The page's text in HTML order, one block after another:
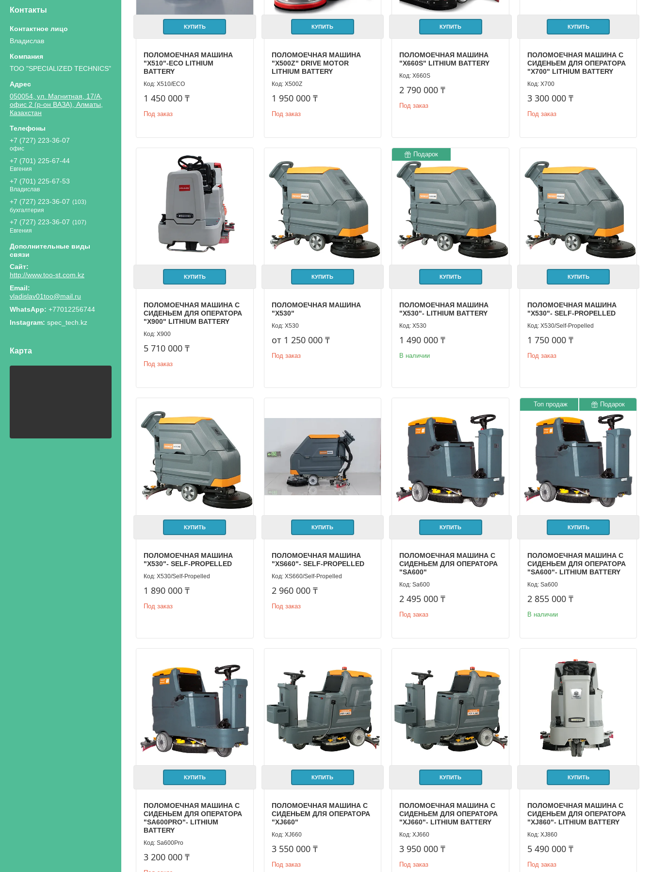
Контакты
Владислав
ТОО "SPECIALIZED TECHNICS"
050054, ул. Магнитная, 17/А,
офис 2 (р-он ВАЗА), Алматы,
Казахстан
+7 (727) 223-36-07
офис
+7 (701) 225-67-44
Евгения
+7 (701) 225-67-53
Владислав
+7 (727) 223-36-07
103
бухгалтерия
+7 (727) 223-36-07
107
Евгения
http://www.too-st.com.kz
vladislav01too@mail.ru
+77012256744
Instagram spec_tech.kz
Карта
КУПИТЬ
ПОЛОМОЕЧНАЯ МАШИНА
"X510"-ЕСО LITHIUM
BATTERY
X510/ЕСО
1 450 000 ₸
Под заказ
КУПИТЬ
ПОЛОМОЕЧНАЯ МАШИНА
"X500Z" DRIVE MOTOR
LITHIUM BATTERY
X500Z
1 950 000 ₸
Под заказ
КУПИТЬ
ПОЛОМОЕЧНАЯ МАШИНА
"X660S" LITHIUM BATTERY
X660S
2 790 000 ₸
Под заказ
КУПИТЬ
ПОЛОМОЕЧНАЯ МАШИНА С
СИДЕНЬЕМ ДЛЯ ОПЕРАТОРА
"X700" LITHIUM BATTERY
X700
3 300 000 ₸
Под заказ
КУПИТЬ
ПОЛОМОЕЧНАЯ МАШИНА С
СИДЕНЬЕМ ДЛЯ ОПЕРАТОРА
"X900" LITHIUM BATTERY
X900
5 710 000 ₸
Под заказ
КУПИТЬ
ПОЛОМОЕЧНАЯ МАШИНА
"X530"
Х530
от 1 250 000 ₸
Под заказ
Подарок
КУПИТЬ
ПОЛОМОЕЧНАЯ МАШИНА
"X530"- LITHIUM BATTERY
Х530
1 490 000 ₸
В наличии
КУПИТЬ
ПОЛОМОЕЧНАЯ МАШИНА
"X530"- SELF-PROPELLED
Х530/Self-Propelled
1 750 000 ₸
Под заказ
КУПИТЬ
ПОЛОМОЕЧНАЯ МАШИНА
"X530"- SELF-PROPELLED
Х530/Self-Propelled
1 890 000 ₸
Под заказ
КУПИТЬ
ПОЛОМОЕЧНАЯ МАШИНА
"XS660"- SELF-PROPELLED
ХS660/Self-Propelled
2 960 000 ₸
Под заказ
КУПИТЬ
ПОЛОМОЕЧНАЯ МАШИНА С
СИДЕНЬЕМ ДЛЯ ОПЕРАТОРА
"SA600"
Sa600
2 495 000 ₸
Под заказ
Топ продаж Подарок
КУПИТЬ
ПОЛОМОЕЧНАЯ МАШИНА С
СИДЕНЬЕМ ДЛЯ ОПЕРАТОРА
"SA600"- LITHIUM BATTERY
Sa600
2 855 000 ₸
В наличии
КУПИТЬ
ПОЛОМОЕЧНАЯ МАШИНА С
СИДЕНЬЕМ ДЛЯ ОПЕРАТОРА
"SA600PRO"- LITHIUM
BATTERY
Sa600Pro
3 200 000 ₸
КУПИТЬ
ПОЛОМОЕЧНАЯ МАШИНА С
СИДЕНЬЕМ ДЛЯ ОПЕРАТОРА
"XJ660"
XJ660
3 550 000 ₸
Под заказ
КУПИТЬ
ПОЛОМОЕЧНАЯ МАШИНА С
СИДЕНЬЕМ ДЛЯ ОПЕРАТОРА
"XJ660"- LITHIUM BATTERY
XJ660
3 950 000 ₸
Под заказ
КУПИТЬ
ПОЛОМОЕЧНАЯ МАШИНА С
СИДЕНЬЕМ ДЛЯ ОПЕРАТОРА
"XJ860"- LITHIUM BATTERY
XJ860
5 490 000 ₸
Под заказ